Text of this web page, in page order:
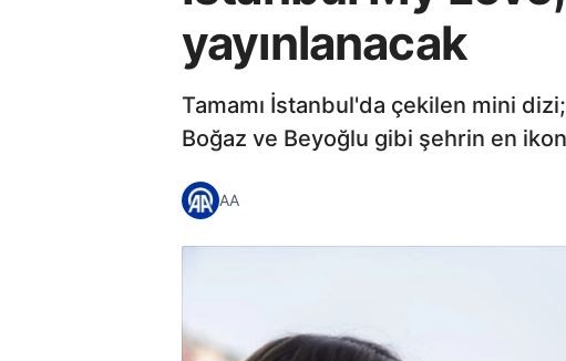
yayınlanacak
Tamamı İstanbul'da çekilen mini
Boğaz ve Beyoğlu gibi şehrin en
AA